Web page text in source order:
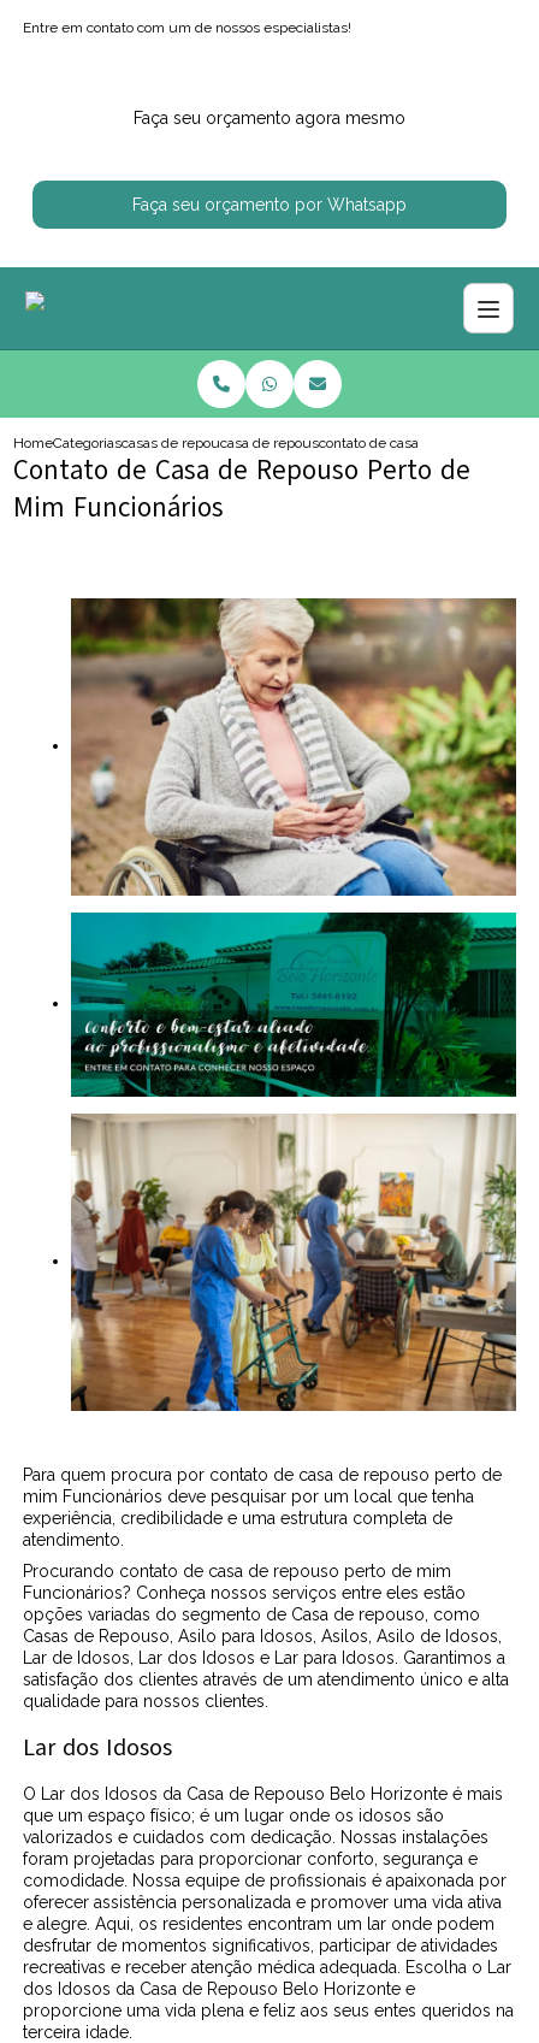
Entre em contato com um de nossos especialistas!
Faça seu orçamento agora mesmo
Faça seu orçamento por Whatsapp
HomeCategoriascasas de repousocasa de repouso regiao centro sul
contato de casa de repouso
Contato de Casa de Repouso Perto de
Mim Funcionários
Para quem procura por contato de casa de repouso perto de
mim Funcionários deve pesquisar por um local que tenha
experiência, credibilidade e uma estrutura completa de
atendimento.
Procurando contato de casa de repouso perto de mim
Funcionários? Conheça nossos serviços entre eles estão
opções variadas do segmento de Casa de repouso, como
Casas de Repouso, Asilo para Idosos, Asilos, Asilo de Idosos,
Lar de Idosos, Lar dos Idosos e Lar para Idosos. Garantimos a
satisfação dos clientes através de um atendimento único e alta
qualidade para nossos clientes.
Lar dos Idosos
O Lar dos Idosos da Casa de Repouso Belo Horizonte é mais
que um espaço físico; é um lugar onde os idosos são
valorizados e cuidados com dedicação. Nossas instalações
foram projetadas para proporcionar conforto, segurança e
comodidade. Nossa equipe de profissionais é apaixonada por
oferecer assistência personalizada e promover uma vida ativa
e alegre. Aqui, os residentes encontram um lar onde podem
desfrutar de momentos significativos, participar de atividades
recreativas e receber atenção médica adequada. Escolha o Lar
dos Idosos da Casa de Repouso Belo Horizonte e
proporcione uma vida plena e feliz aos seus entes queridos na
terceira idade.